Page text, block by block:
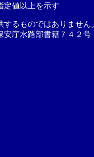
定値以上を示す
するものではありませ
安庁水路部書籍７４２